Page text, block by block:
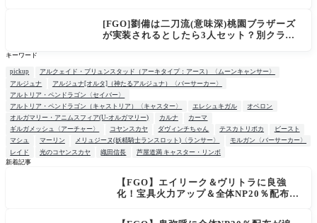
[FGO]劉備は二刀流(意味深)桃園ブラザーズ
が実装されるとしたら3人セット？別クラス
キーワード
pickup
アルクェイド・ブリュンスタッド（アーキタイプ：アース）〈ムーンキャンサー〉
アルジュナ
アルジュナ[オルタ]（神たるアルジュナ）〈バーサーカー〉
アルトリア・ペンドラゴン〈セイバー〉
アルトリア・ペンドラゴン（キャストリア）〈キャスター〉
エレシュキガル
オベロン
オルガマリー・アニムスフィア(U-オルガマリー)
カルナ
カーマ
ギルガメッシュ〈アーチャー〉
コヤンスカヤ ダヴィンチちゃん テスカトリポカ
ビースト
マシュ
マーリン メリュジーヌ(妖精騎士ランスロット)〈ランサー〉
モルガン〈バーサーカー〉
レイド
光のコヤンスカヤ 織田信長
芦屋道満 キャスター・リンボ
新着記事
【FGO】エイリーク＆ヴリトラに良強
化！宝具火力アップ＆全体NP20％配布で